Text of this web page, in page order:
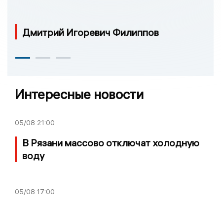
Дмитрий Игоревич Филиппов
Интересные новости
05/08 21:00
В Рязани массово отключат холодную
воду
05/08 17:00